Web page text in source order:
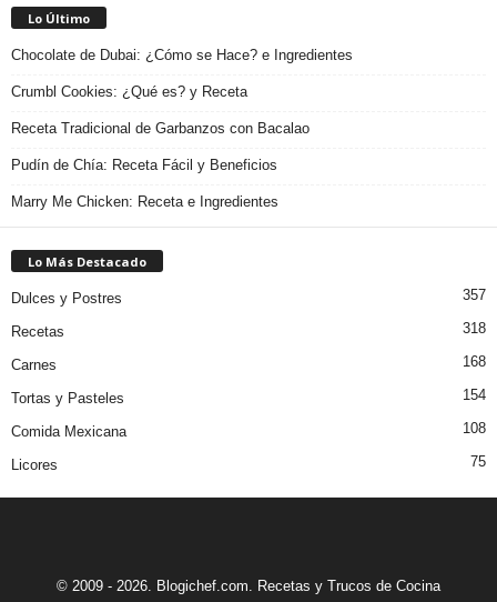
Lo Último
Chocolate de Dubai: ¿Cómo se Hace? e Ingredientes
Crumbl Cookies: ¿Qué es? y Receta
Receta Tradicional de Garbanzos con Bacalao
Pudín de Chía: Receta Fácil y Beneficios
Marry Me Chicken: Receta e Ingredientes
Lo Más Destacado
Dulces y Postres 357
Recetas 318
Carnes 168
Tortas y Pasteles 154
Comida Mexicana 108
Licores 75
© 2009 - 2026. Blogichef.com. Recetas y Trucos de Cocina